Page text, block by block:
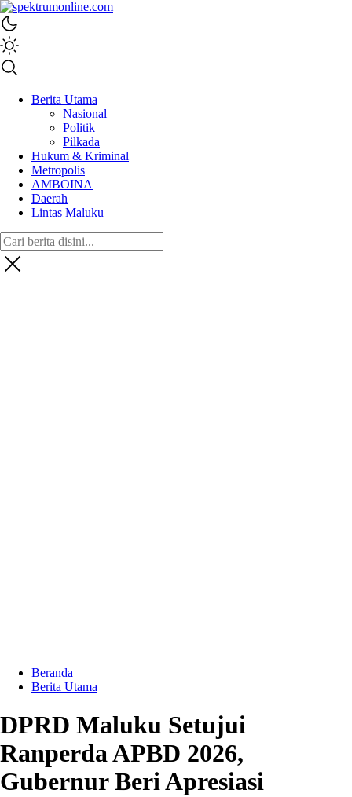
spektrumonline.com
Berita Utama
Nasional
Politik
Pilkada
Hukum & Kriminal
Metropolis
AMBOINA
Daerah
Lintas Maluku
Beranda
Berita Utama
DPRD Maluku Setujui
Ranperda APBD 2026,
Gubernur Beri Apresiasi